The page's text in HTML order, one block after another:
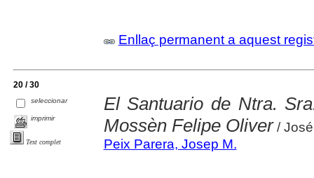
Enllaç permanent a aquest
20 / 30
seleccionar
imprimir
Text complet
El Santuario de Ntra.
Mossèn Felipe Oliver/ José
Peix Parera, Josep M.